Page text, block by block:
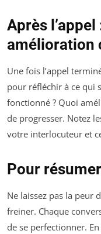
Après
amélioration
Une fois l’appel
pour réfléchir à ce qui
fonctionné ? Quoi
de progresser. Notez
votre interlocuteur et
Pour résumer
Ne laissez pas la peur
freiner. Chaque
de se perfectionner.